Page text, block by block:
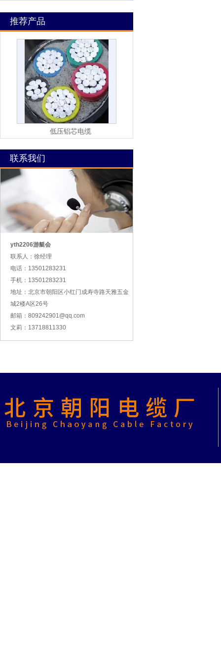
推荐产品
低压铝芯电缆
联系我们
yth2206游艇会
联系人：徐经理
电话：13501283231
手机：13501283231
地址：北京市朝阳区小红门成寿寺路天雅五金
城2楼A区26号
邮箱：809242901@qq.com
文莉：13718811330